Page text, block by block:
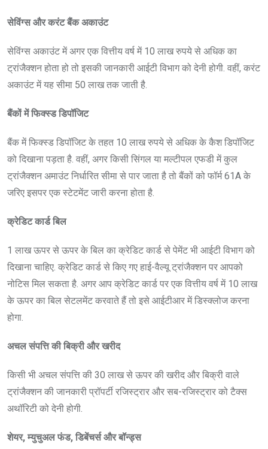
सेविंग्स और करंट बैंक अकाउंट
सेविंग्स अकाउंट में अगर एक वित्तीय वर्ष में 10 लाख रुपये से अधिक का
ट्रांजैक्शन होता हो तो इसकी जानकारी आईटी विभाग को देनी होगी. वहीं, करंट
अकाउंट में यह सीमा 50 लाख तक जाती है.
बैंकों में फिक्स्ड डिपॉजिट
बैंक में फिक्स्ड डिपॉजिट के तहत 10 लाख रुपये से अधिक के कैश डिपॉजिट
को दिखाना पड़ता है. वहीं, अगर किसी सिंगल या मल्टीपल एफडी में कुल
ट्रांजैक्शन अमाउंट निर्धारित सीमा से पार जाता है तो बैंकों को फॉर्म 61A के
जरिए इसपर एक स्टेटमेंट जारी करना होता है.
क्रेडिट कार्ड बिल
1 लाख ऊपर से ऊपर के बिल का क्रेडिट कार्ड से पेमेंट भी आईटी विभाग को
दिखाना चाहिए. क्रेडिट कार्ड से किए गए हाई-वैल्यू ट्रांजैक्शन पर आपको
नोटिस मिल सकता है. अगर आप क्रेडिट कार्ड पर एक वित्तीय वर्ष में 10 लाख
के ऊपर का बिल सेटलमेंट करवाते हैं तो इसे आईटीआर में डिस्क्लोज करना
होगा.
अचल संपत्ति की बिक्री और खरीद
किसी भी अचल संपत्ति की 30 लाख से ऊपर की खरीद और बिक्री वाले
ट्रांजैक्शन की जानकारी प्रॉपर्टी रजिस्ट्रार और सब-रजिस्ट्रार को टैक्स
अथॉरिटी को देनी होगी.
शेयर, म्युचुअल फंड, डिबेंचर्स और बॉन्ड्स